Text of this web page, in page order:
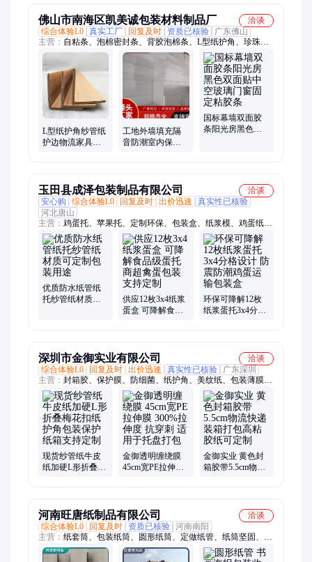
佛山市南海区凯美诚包装材料制品厂
洽谈
综合体验L0 真实工厂 回复及时 资质已核验
广东佛山
主营： 自粘条、泡棉密封条、背胶泡棉条、L型纸护角、珍珠棉
空心管、密封海绵胶条、空心珍珠棉管、白色珍珠棉管
L型纸护角纱管纸
护边物流家具打
工地外墙填充隔
音防潮室内保温
国标幕墙双面胶
条阳光房黑色双
玉田县成泽包装制品有限公司
洽谈
安心购
综合体验L0 回复及时 出价迅速
真实性已核验
河北唐山
主营： 鸡蛋托、苹果托、定制环保、包装盒、纸浆模、鸡蛋纸
托、水果纸托、酒类纸托、纸浆包装、电器纸托、托盘纸浆、环
保包装、东北纸托、纸塑包装、砂锅纸托、纸浆内衬、纸托包
装、环保纸管、卫浴纸托、奶类纸托、防水纸管、防震防摔、智
能电表、汽车配件、模具配件
优质防水纸管纸
托纱管纸材质可
供应12枚3x4纸浆
蛋盒 可降解食品
环保可降解12枚
纸浆蛋托3x4分格
深圳市金御实业有限公司
洽谈
综合体验L0
回复及时 出价迅速 真实性已核验
广东深圳
主营： 封箱胶、保护膜、防细菌、纸护角、美纹纸、包装薄膜、
泡沫包装、透明胶纸、opp薄膜、缠绕膜、测温仪、透明机、无
纺布、kn95口罩、pe拉伸膜、pp捆扎带、pe自粘膜、pp打包带、
口罩幼儿、医疗器械、无声胶带、打包胶带、胶带切割、快递打
包、打包胶布
现货纱管纸牛皮
纸加硬L形折叠梅
金御透明缠绕膜
45cm宽PE拉伸膜
金御实业 黄色封
箱胶带5.5cm物流
河南旺唐纸制品有限公司
洽谈
综合体验L0
回复及时 资质已核验 河南南阳
主营： 纸套筒、包装纸筒、圆形纸筒、定做纸管、纸筒坚固、纸
筒定做、定制纸筒、超长纸筒、包装纸管、纸筒纸管、定制包